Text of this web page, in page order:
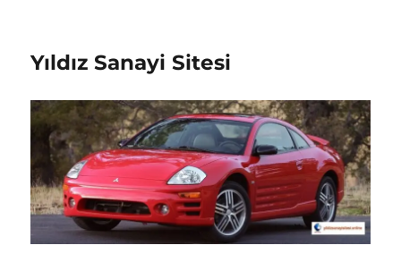
Yıldız Sanayi Sitesi